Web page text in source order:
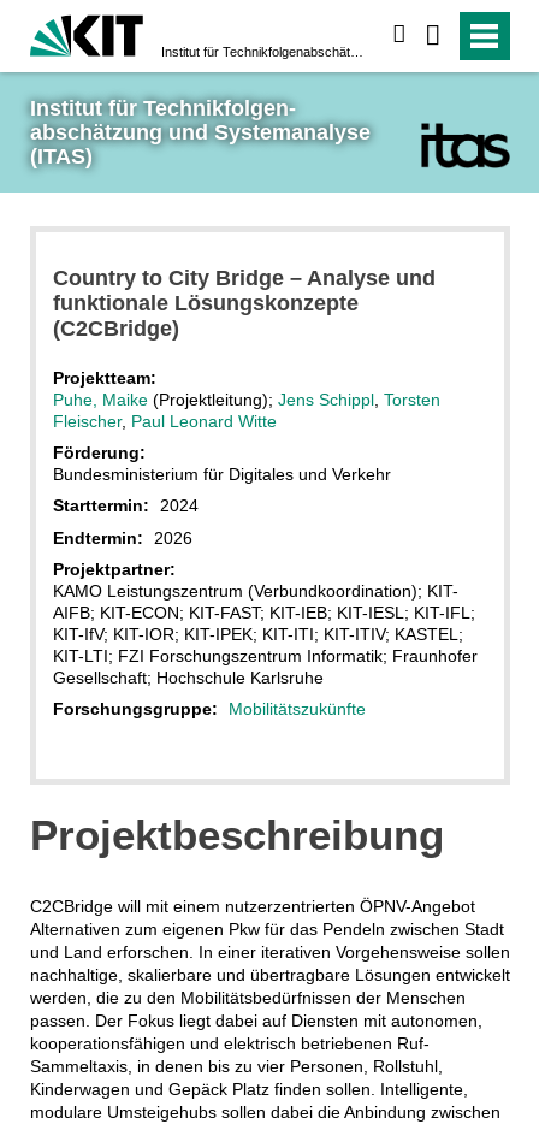
Institut für Technikfolgen­
abschätzung und System­analyse
(ITAS)
Country to City Bridge – Analyse und
funktionale Lösungskonzepte
(C2CBridge)
Projektteam:
Puhe, Maike(Projektleitung); Jens Schippl, Torsten
Fleischer, Paul Leonard Witte
Förderung:
Bundesministerium für Digitales und Verkehr
Starttermin:
2024
Endtermin:
2026
Projektpartner:
KAMO Leistungszentrum (Verbundkoordination); KIT-
AIFB; KIT-ECON; KIT-FAST; KIT-IEB; KIT-IESL; KIT-IFL;
KIT-IfV; KIT-IOR; KIT-IPEK; KIT-ITI; KIT-ITIV; KASTEL;
KIT-LTI; FZI Forschungszentrum Informatik; Fraunhofer
Gesellschaft; Hochschule Karlsruhe
Forschungsgruppe:
Mobilitätszukünfte
Projektbeschreibung
C2CBridge will mit einem nutzerzentrierten ÖPNV-Angebot
Alternativen zum eigenen Pkw für das Pendeln zwischen Stadt
und Land erforschen. In einer iterativen Vorgehensweise sollen
nachhaltige, skalierbare und übertragbare Lösungen entwickelt
werden, die zu den Mobilitätsbedürfnissen der Menschen
passen. Der Fokus liegt dabei auf Diensten mit autonomen,
kooperationsfähigen und elektrisch betriebenen Ruf-
Sammeltaxis, in denen bis zu vier Personen, Rollstuhl,
Kinderwagen und Gepäck Platz finden sollen. Intelligente,
modulare Umsteigehubs sollen dabei die Anbindung zwischen